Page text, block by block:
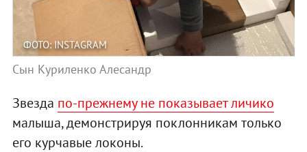
ФОТО: INSTAGRAM
Сын Куриленко Алесандр
Звезда по-прежнему не показывает личико
малыша, демонстрируя поклонникам только
его курчавые локоны.